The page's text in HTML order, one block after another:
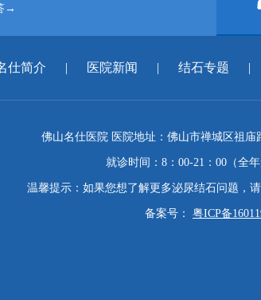
→
仕简介 | 医院新闻 | 结石专题 |
佛山名仕医院 医院地址：佛山市禅城区祖庙
就诊时间：8：00-21：00（全年
温馨提示：如果您想了解更多泌尿结石问题，
备案号： 粤ICP备